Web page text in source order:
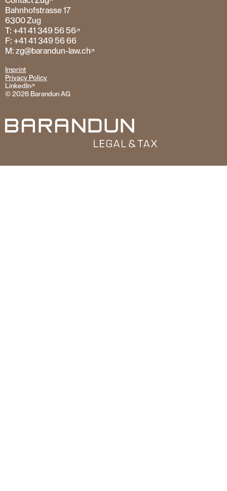
Bahnhofstrasse 17
6300 Zug
T: +41 41 349 56 56
F: +41 41 349 56 66
M: zg@barandun-law.ch
Imprint
Privacy Policy
LinkedIn
© 2026 Barandun AG